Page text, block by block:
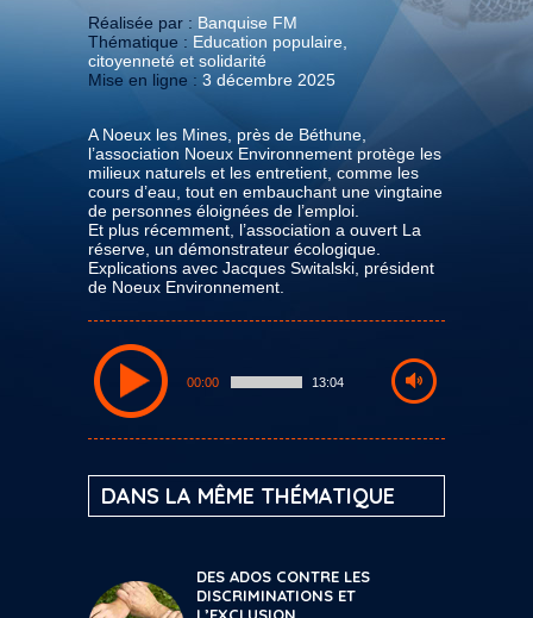
Réalisée par : Banquise FM
Thématique : Education populaire,
citoyenneté et solidarité
Mise en ligne : 3 décembre 2025
A Noeux les Mines, près de Béthune,
l’association Noeux Environnement protège les
milieux naturels et les entretient, comme les
cours d’eau, tout en embauchant une vingtaine
de personnes éloignées de l’emploi.
Et plus récemment, l’association a ouvert La
réserve, un démonstrateur écologique.
Explications avec Jacques Switalski, président
de Noeux Environnement.
00:00 13:04
DANS LA MÊME THÉMATIQUE
DES ADOS CONTRE LES
DISCRIMINATIONS ET